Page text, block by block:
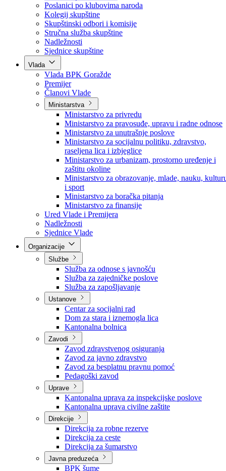
Skupština BPK Goražde
Rukovodstvo
Poslanici po strankama
Poslanici po klubovima naroda
Kolegij skupštine
Skupštinski odbori i komisije
Stručna služba skupštine
Nadležnosti
Sjednice skupštine
Vlada
Vlada BPK Goražde
Premijer
Članovi Vlade
Ministarstva
Ministarstvo za privredu
Ministarstvo za pravosuđe, upravu i radne odnose
Ministarstvo za unutrašnje poslove
Ministarstvo za socijalnu politiku, zdravstvo,
raseljena lica i izbjeglice
Ministarstvo za urbanizam, prostorno uređenje i
zaštitu okoline
Ministarstvo za obrazovanje, mlade, nauku,
i sport
Ministarstvo za boračka pitanja
Ministarstvo za finansije
Ured Vlade i Premijera
Nadležnosti
Sjednice Vlade
Službe
Služba za odnose s javnošću
Služba za zajedničke poslove
Služba za zapošljavanje
Ustanove
Centar za socijalni rad
Dom za stara i iznemogla lica
Kantonalna bolnica
Zavodi
Zavod zdravstvenog osiguranja
Zavod za javno zdravstvo
Zavod za besplatnu pravnu pomoć
Pedagoški zavod
Uprave
Kantonalna uprava za inspekcijske poslove
Kantonalna uprava civilne zaštite
Direkcije
Direkcija za robne rezerve
Direkcija za ceste